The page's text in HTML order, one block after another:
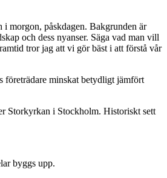
i morgon, påskdagen. Bakgrunden är
och dess nyanser. Säga vad man vill
tror jag att vi gör bäst i att förstå vår
företrädare minskat betydligt jämfört
Storkyrkan i Stockholm. Historiskt sett
byggs upp.